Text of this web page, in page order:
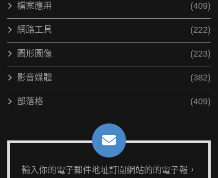
檔案應用 (409)
網路工具 (222)
圖形圖像 (223)
影音媒體 (382)
部落格 (409)
輸入你的電子郵件地址訂閱網站的的電子報，